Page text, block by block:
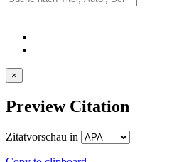
×
Preview Citation
Zitatvorschau in